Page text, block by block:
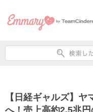
【日経ギャルズ】
へ！売上高約2.5兆